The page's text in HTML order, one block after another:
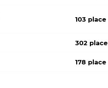
103 place
302 place
178 place